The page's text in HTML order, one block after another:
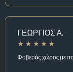
ΓΕΩΡΓΙΟΣ Α.
Φοβερός χώρος με